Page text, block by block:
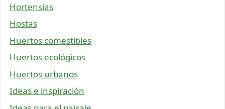
Hortensias
Hostas
Huertos comestibles
Huertos ecológicos
Huertos urbanos
Ideas e inspiración